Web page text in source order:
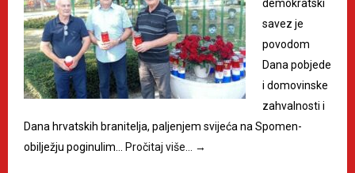
demokratski
savez je
povodom
Dana pobjede
i domovinske
zahvalnosti i
Dana hrvatskih branitelja, paljenjem svijeća na Spomen-
obilježju poginulim… Pročitaj više… →